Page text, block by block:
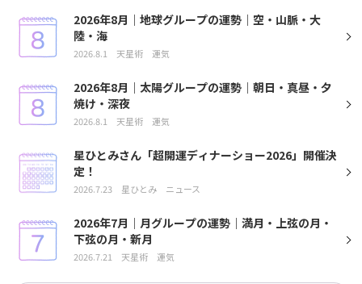
2026年8月｜地球グループの運勢｜空・山脈・大
陸・海
2026.8.1 天星術 運気
2026年8月｜太陽グループの運勢｜朝日・真昼・夕
焼け・深夜
2026.8.1 天星術 運気
星ひとみさん「超開運ディナーショー2026」開催決
定！
2026.7.23 星ひとみ ニュース
2026年7月｜月グループの運勢｜満月・上弦の月・
下弦の月・新月
2026.7.21 天星術 運気